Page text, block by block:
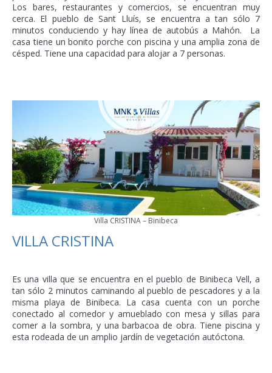
Los bares, restaurantes y comercios, se encuentran muy
cerca. El pueblo de Sant Lluís, se encuentra a tan sólo 7
minutos conduciendo y hay línea de autobús a Mahón. La
casa tiene un bonito porche con piscina y una amplia zona de
césped. Tiene una capacidad para alojar a 7 personas.
Villa CRISTINA – Binibeca
VILLA CRISTINA
Es una villa que se encuentra en el pueblo de Binibeca Vell, a
tan sólo 2 minutos caminando al pueblo de pescadores y a la
misma playa de Binibeca. La casa cuenta con un porche
conectado al comedor y amueblado con mesa y sillas para
comer a la sombra, y una barbacoa de obra. Tiene piscina y
esta rodeada de un amplio jardín de vegetación autóctona.